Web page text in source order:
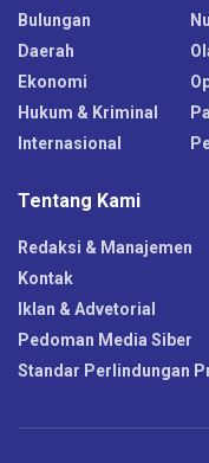
Bulungan
Daerah
Ekonomi
Hukum & Kriminal
Internasional
Tentang Kami
Redaksi & Manajemen
Kontak
Iklan & Advetorial
Pedoman Media Siber
Standar Perlindungan